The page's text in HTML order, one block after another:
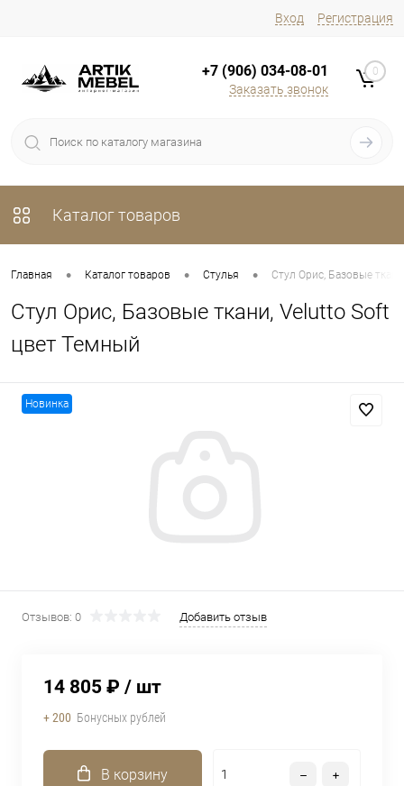
Вход Регистрация
+7 (906) 034-08-01
Заказать звонок
0
Каталог товаров
Главная • Каталог товаров • Стулья • Стул Орис, Базовые
Стул Орис, Базовые ткани, Velutto Soft
цвет Темный
Новинка
Отзывов: 0 Добавить отзыв
14 805 ₽ / шт
+ 200 Бонусных рублей
В корзину